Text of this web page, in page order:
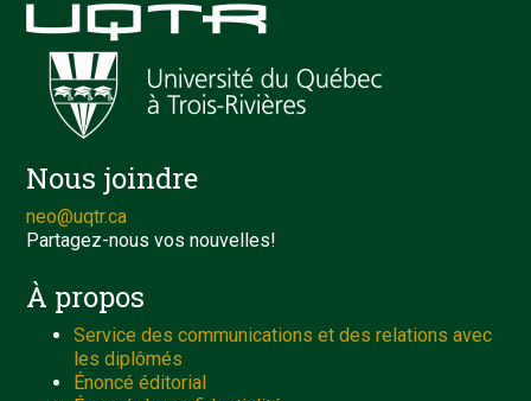
Nous joindre
neo@uqtr.ca
Partagez-nous vos nouvelles!
À propos
Service des communications et des relations avec
les diplômés
Énoncé éditorial